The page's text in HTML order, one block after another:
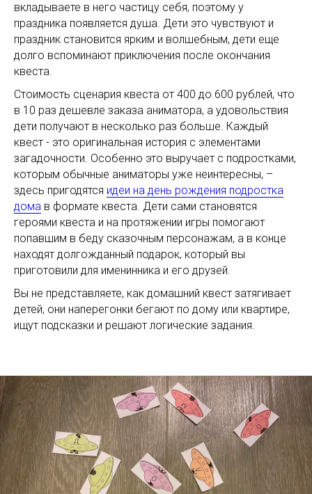
вкладываете в него частицу себя, поэтому у
праздника появляется душа. Дети это чувствуют и
праздник становится ярким и волшебным, дети еще
долго вспоминают приключения после окончания
квеста.
Стоимость сценария квеста от 400 до 600 рублей, что
в 10 раз дешевле заказа аниматора, а удовольствия
дети получают в несколько раз больше. Каждый
квест - это оригинальная история с элементами
загадочности. Особенно это выручает с подростками,
которым обычные аниматоры уже неинтересны, –
здесь пригодятся идеи на день рождения подростка
дома в формате квеста. Дети сами становятся
героями квеста и на протяжении игры помогают
попавшим в беду сказочным персонажам, а в конце
находят долгожданный подарок, который вы
приготовили для именинника и его друзей.
Вы не представляете, как домашний квест затягивает
детей, они наперегонки бегают по дому или квартире,
ищут подсказки и решают логические задания.